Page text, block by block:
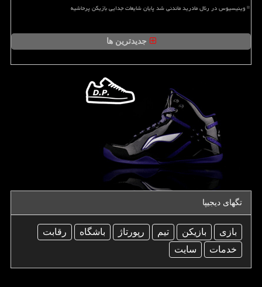
وینیسیوس در رئال مادرید ماندنی شد پایان شایعات جدایی بازیکن پرحاشیه
جدیدترین ها
تگهای دیجیپا
بازی بازیكن تیم رپورتاژ باشگاه
رقابت
خدمات
سایت